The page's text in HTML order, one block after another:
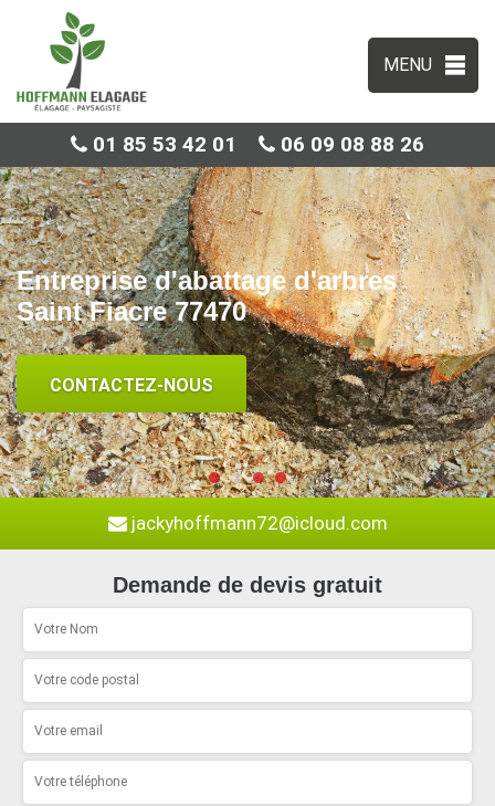
MENU
01 85 53 42 01 06 09 08 88 26
Entreprise d'abattage d'arbres
Saint Fiacre 77470
CONTACTEZ-NOUS
jackyhoffmann72@icloud.com
Demande de devis gratuit